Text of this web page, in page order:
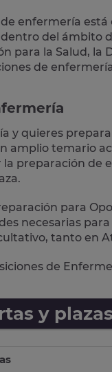
enfermería
del ámbito
para la Salud,
de
y quieres
amplio temario
preparación de
para
necesarias
tanto en
de
y